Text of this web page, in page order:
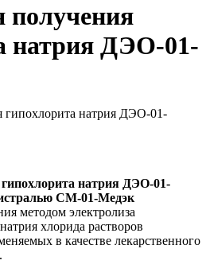
получения
натрия ДЭО-01-
натрия ДЭО-01-
СМ-01-Медэк
методом электролиза
хлорида растворов
в качестве лекарственного